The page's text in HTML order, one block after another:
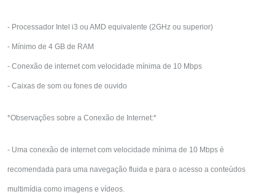
- Processador Intel i3 ou AMD equivalente (2GHz ou superior)
- Mínimo de 4 GB de RAM
- Conexão de internet com velocidade mínima de 10 Mbps
- Caixas de som ou fones de ouvido
*Observações sobre a Conexão de Internet:*
- Uma conexão de internet com velocidade mínima de 10 Mbps é
recomendada para uma navegação fluida e para o acesso a conteúdos
multimídia como imagens e vídeos.